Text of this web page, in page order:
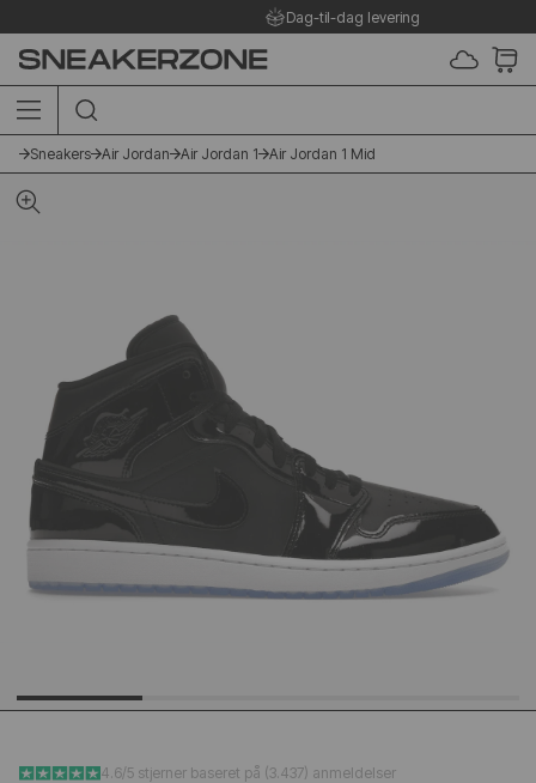
Dag-til-dag levering
SØG I SHOPPEN HER
YEEZY SLIDE YS-01
CREAM
499kr650kr
NEW
Sneakers Air Jordan Air Jordan 1 Air Jordan 1 Mid
4.6/5 stjerner baseret på (3.437) anmeldelser